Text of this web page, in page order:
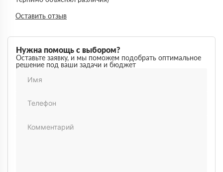
Максим
03 марта 2026
Немного запутался в видах утеплителей но помогли
разобратсья, менеджеры быстро связались и помогли
Заказывал утеплитель для дачи. Объем небольшой, но
отношение нормальное, наверное будем заказывать еще
Оставить отзыв
Нужна помощь с выбором?
Оставьте заявку, и мы поможем подобрать оптимальное
решение под ваши задачи и бюджет